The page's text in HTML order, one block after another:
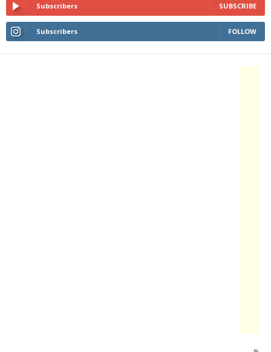
Subscribers SUBSCRIBE
Subscribers FOLLOW